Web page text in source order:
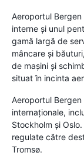
Aeroportul
interne și unul
gamă largă de
mâncare și
de mașini și
situat în incinta
Aeroportul
internaționale,
Stockholm și
regulate către
Tromsø.